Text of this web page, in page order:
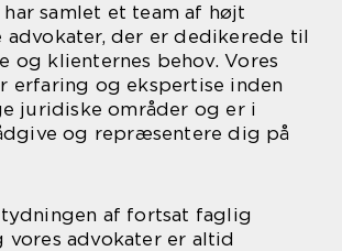
samlet et team af højt
advokater, der er dedikerede til
og klienternes behov. Vores
erfaring og ekspertise inden
juridiske områder og er i
og repræsentere dig på
af fortsat faglig
vores advokater er altid